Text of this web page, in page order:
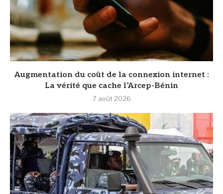
Augmentation du coût de la connexion internet :
La vérité que cache l’Arcep-Bénin
7 août 2026